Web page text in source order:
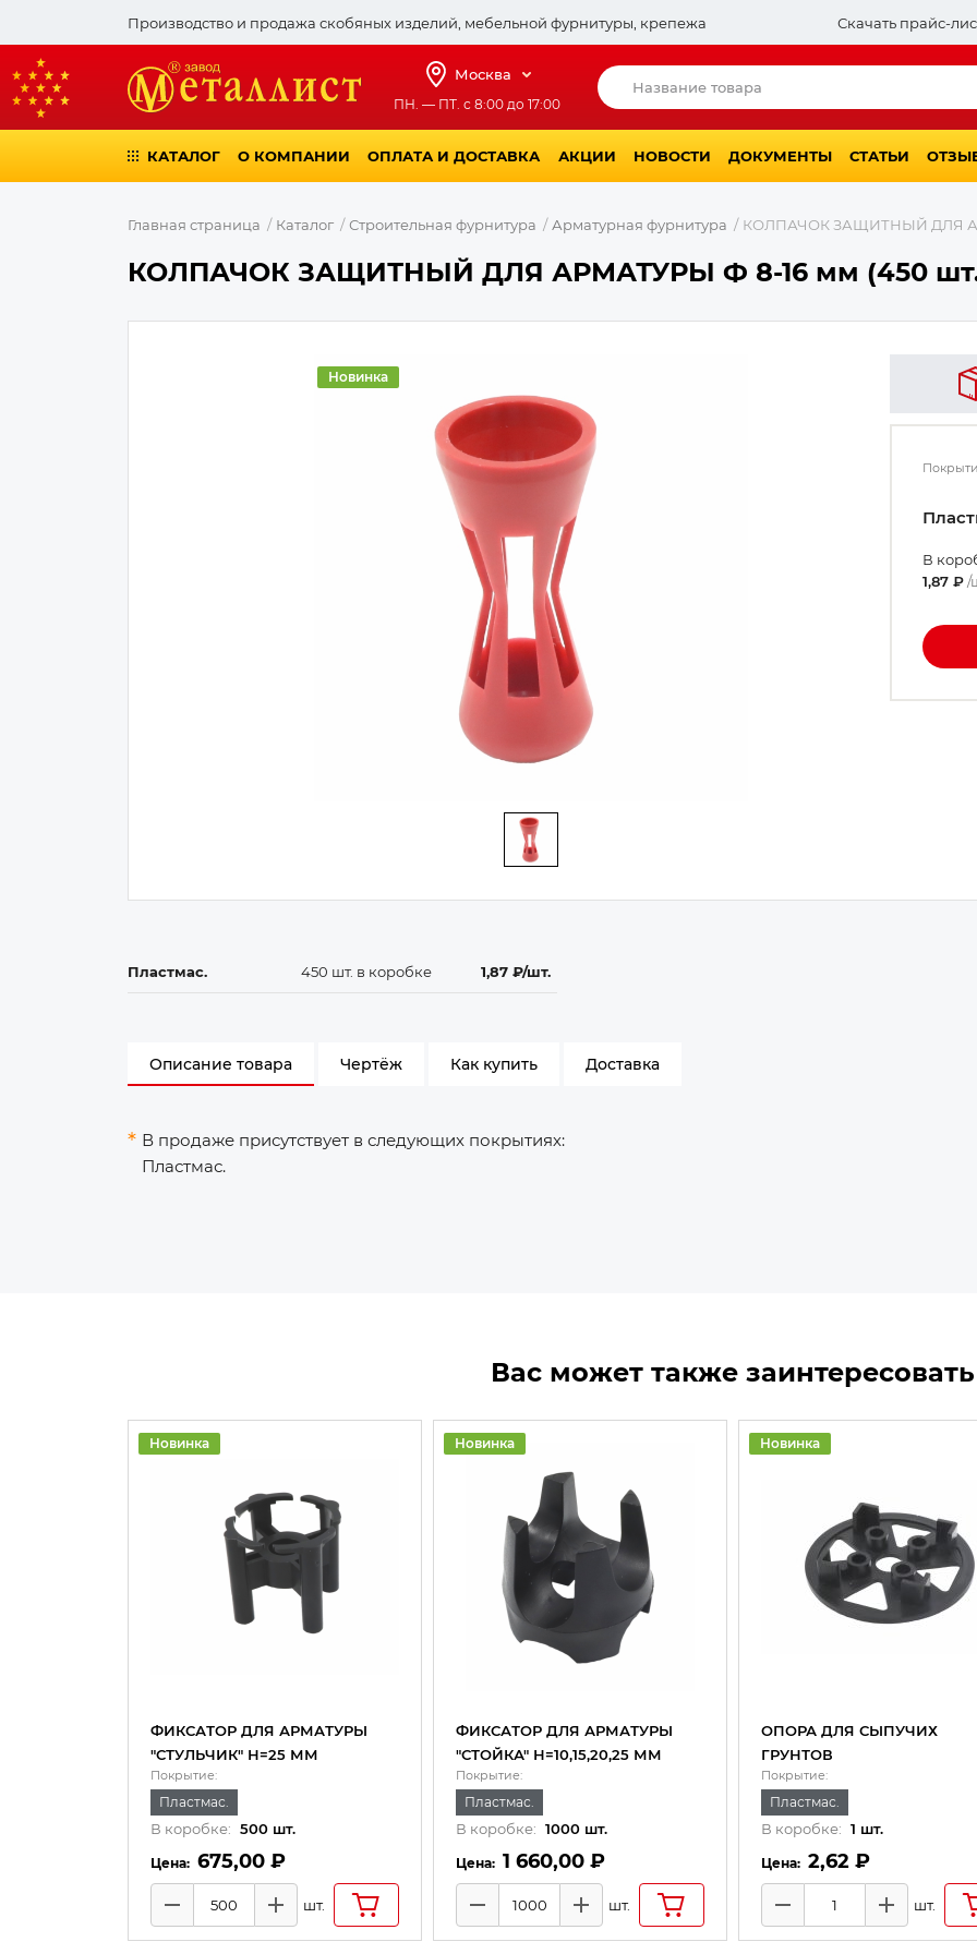
Производство и продажа скобяных изделий, мебельной фурнитуры, крепежа Скачать прайс-
Москва
ПН. — ПТ. с 8:00 до 17:00
КАТАЛОГ О КОМПАНИИ ОПЛАТА И ДОСТАВКА АКЦИИ НОВОСТИ ДОКУМЕНТЫ СТАТЬИ
Главная страница Каталог Строительная фурнитура Арматурная фурнитура КОЛПАЧОК ЗАЩИТНЫЙ ДЛЯ
КОЛПАЧОК ЗАЩИТНЫЙ ДЛЯ АРМАТУРЫ Ф 8-16 мм (450
Новинка
В
1,87 ₽/
Пластмас. 450 шт. в коробке 1,87 ₽/шт.
Описание товара Чертёж Как купить Доставка
В продаже присутствует в следующих покрытиях:
Пластмас.
Вас может также заинтересовать
Новинка
ФИКСАТОР ДЛЯ АРМАТУРЫ
"СТУЛЬЧИК" Н=25 ММ
Покрытие:
Пластмас.
В коробке: 500 шт.
675,00 ₽
Количество товаров
Минус Плюсшт.
Новинка
ФИКСАТОР ДЛЯ АРМАТУРЫ
"СТОЙКА" Н=10,15,20,25 ММ
Покрытие:
Пластмас.
В коробке: 1000 шт.
1 660,00 ₽
Количество товаров
Минус Плюсшт.
Новинка
ОПОРА ДЛЯ СЫПУЧИХ
ГРУНТОВ
Покрытие:
Пластмас.
В коробке: 1 шт.
2,62 ₽
Количество товаров
Минус Плюсшт.